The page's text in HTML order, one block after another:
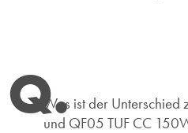
Q.Was ist der Unterschied
und QF05 TUF CC